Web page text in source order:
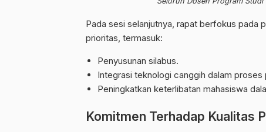
Pada sesi selanjutnya, rapat berfokus pada
prioritas, termasuk:
Penyusunan silabus.
Integrasi teknologi canggih dalam proses
Peningkatkan keterlibatan mahasiswa
Komitmen Terhadap Kualitas